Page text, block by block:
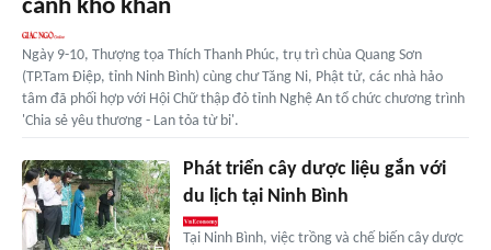
cảnh khó khăn
Ngày 9-10, Thượng tọa Thích Thanh Phúc, trụ trì chùa Quang Sơn
(TP.Tam Điệp, tỉnh Ninh Bình) cùng chư Tăng Ni, Phật tử, các nhà hảo
tâm đã phối hợp với Hội Chữ thập đỏ tỉnh Nghệ An tổ chức chương trình
'Chia sẻ yêu thương - Lan tỏa từ bi'.
Phát triển cây dược liệu gắn với
du lịch tại Ninh Bình
Tại Ninh Bình, việc trồng và chế biến cây dược